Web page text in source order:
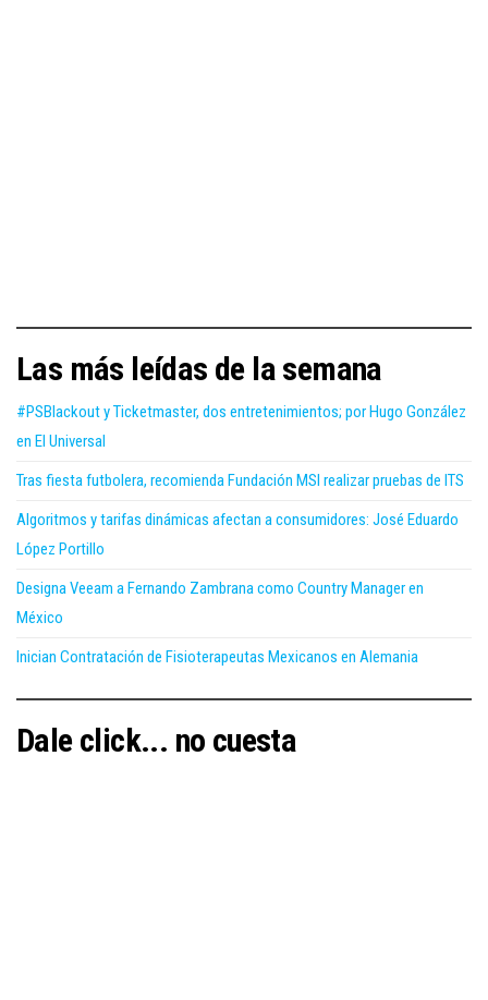
Las más leídas de la semana
#PSBlackout y Ticketmaster, dos entretenimientos; por Hugo González
en El Universal
Tras fiesta futbolera, recomienda Fundación MSI realizar pruebas de ITS
Algoritmos y tarifas dinámicas afectan a consumidores: José Eduardo
López Portillo
Designa Veeam a Fernando Zambrana como Country Manager en
México
Inician Contratación de Fisioterapeutas Mexicanos en Alemania
Dale click... no cuesta